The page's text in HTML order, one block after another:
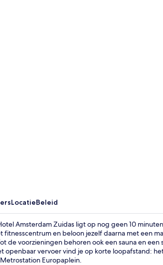
LocatieBeleid
Amsterdam Zuidas ligt op nog geen 10
fitnesscentrum en beloon jezelf daarna met een
de voorzieningen behoren ook een sauna en
openbaar vervoer vind je op korte loopafstand:
Europaplein.